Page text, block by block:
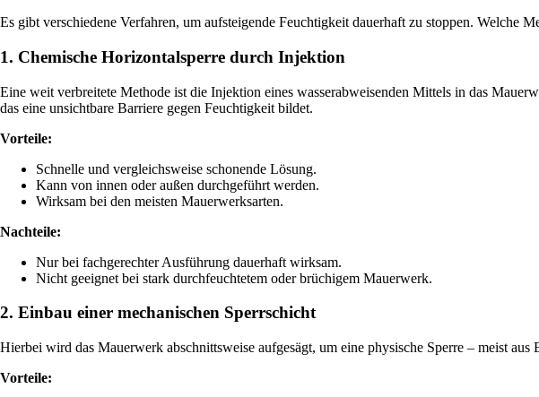
Es gibt verschiedene Verfahren, um aufsteigende Feuchtigkeit dauerhaft zu stoppen. Welche
1. Chemische Horizontalsperre durch Injektion
Eine weit verbreitete Methode ist die Injektion eines wasserabweisenden Mittels in das
das eine unsichtbare Barriere gegen Feuchtigkeit bildet.
Vorteile:
Schnelle und vergleichsweise schonende Lösung.
Kann von innen oder außen durchgeführt werden.
Wirksam bei den meisten Mauerwerksarten.
Nachteile:
Nur bei fachgerechter Ausführung dauerhaft wirksam.
Nicht geeignet bei stark durchfeuchtetem oder brüchigem Mauerwerk.
2. Einbau einer mechanischen Sperrschicht
Hierbei wird das Mauerwerk abschnittsweise aufgesägt, um eine physische Sperre – meist
Vorteile: